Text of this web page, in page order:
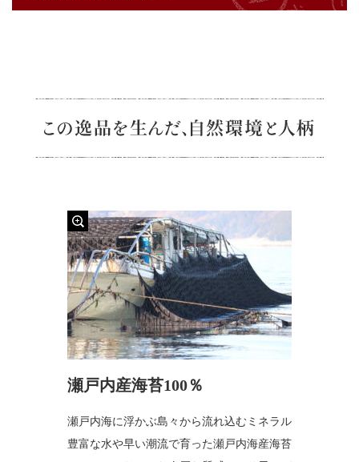
瀬戸内産海苔100％
瀬戸内海に浮かぶ島々から流れ込むミネラル
豊富な水や早い潮流で育った瀬戸内海産海苔